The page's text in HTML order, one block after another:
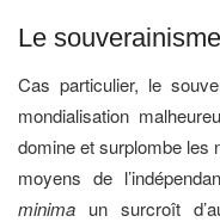
Le
Cas particulier, le
mondialisation
domine et surplombe les
moyens de
minima un surcroît